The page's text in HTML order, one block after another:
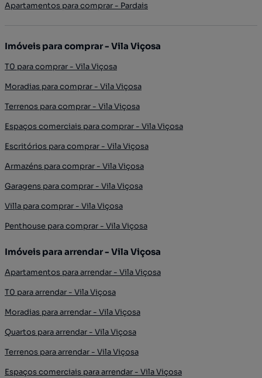
Apartamentos para comprar - Pardais
Imóveis para comprar - Vila Viçosa
T0 para comprar - Vila Viçosa
Moradias para comprar - Vila Viçosa
Terrenos para comprar - Vila Viçosa
Espaços comerciais para comprar - Vila Viçosa
Escritórios para comprar - Vila Viçosa
Armazéns para comprar - Vila Viçosa
Garagens para comprar - Vila Viçosa
Villa para comprar - Vila Viçosa
Penthouse para comprar - Vila Viçosa
Imóveis para arrendar - Vila Viçosa
Apartamentos para arrendar - Vila Viçosa
T0 para arrendar - Vila Viçosa
Moradias para arrendar - Vila Viçosa
Quartos para arrendar - Vila Viçosa
Terrenos para arrendar - Vila Viçosa
Espaços comerciais para arrendar - Vila Viçosa